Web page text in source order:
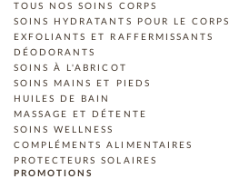
TOUS NOS SOINS CORPS
SOINS HYDRATANTS POUR LE CORPS
EXFOLIANTS ET RAFFERMISSANTS
DÉODORANTS
SOINS À L'ABRICOT
SOINS MAINS ET PIEDS
HUILES DE BAIN
MASSAGE ET DÉTENTE
SOINS WELLNESS
COMPLÉMENTS ALIMENTAIRES
PROTECTEURS SOLAIRES
PROMOTIONS